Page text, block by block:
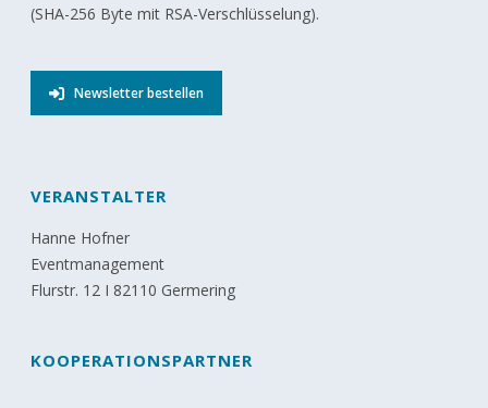
(SHA-256 Byte mit RSA-Verschlüsselung).
Newsletter bestellen
VERANSTALTER
Hanne Hofner
Eventmanagement
Flurstr. 12 I 82110 Germering
KOOPERATIONSPARTNER